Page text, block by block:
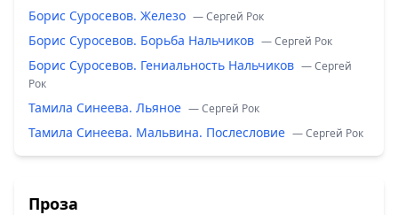
Борис Суросевов. Железо — Сергей Рок
Борис Суросевов. Борьба Нальчиков — Сергей Рок
Борис Суросевов. Гениальность Нальчиков — Сергей
Рок
Тамила Синеева. Льяное — Сергей Рок
Тамила Синеева. Мальвина. Послесловие — Сергей Рок
Проза